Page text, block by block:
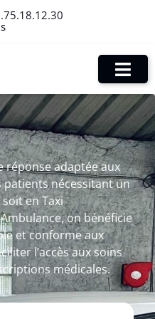
réponse adaptée aux
nécessitant un
en Taxi
on bénéficie
et conforme aux
l’accès aux soins
médicales.